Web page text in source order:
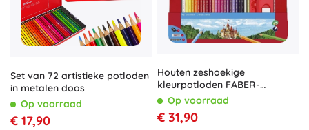
Set van 72 artistieke potloden
in metalen doos
Op voorraad
€ 17,90
Houten zeshoekige
kleurpotloden FABER-
CASTELL 48 stuks in blikken
etui met puntenslijper, gum en
grafietpotloden
Op voorraad
€ 31,90